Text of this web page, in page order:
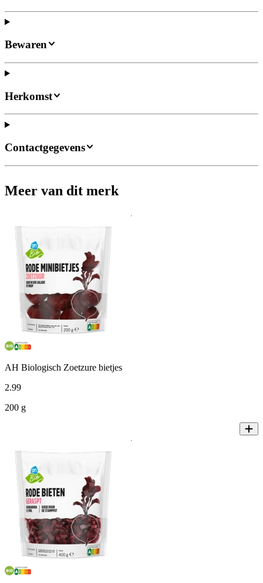
Bewaren
Herkomst
Contactgegevens
Meer van dit merk
AH Biologisch Zoetzure bietjes
2.99
200 g